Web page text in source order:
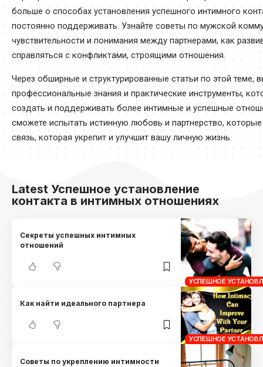
больше о способах установления успешного интимного
постоянно поддерживать. Узнайте советы по мужской
чувствительности и понимания между партнерами, как
справляться с конфликтами, строящими отношения.
Через обширные и структурированные статьи по этой теме,
профессиональные знания и практические инструменты,
создать и поддерживать более интимные и успешные
сможете испытать истинную любовь и партнерство,
связь, которая укрепит и улучшит вашу личную жизнь.
Latest Успешное установление
контакта в интимных отношениях
УСПЕШНОЕ
Секреты успешных интимных
отношений
УСПЕШНОЕ
Как найти идеального партнера
Советы по укреплению интимности